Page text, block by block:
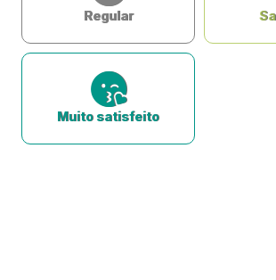
Regular
Muito satisfeito